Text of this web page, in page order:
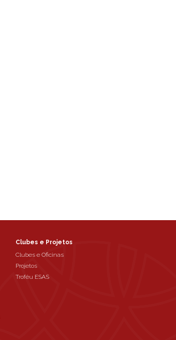
Clubes e Projetos
Clubes e Oficinas
Projetos
Troféu ESAS